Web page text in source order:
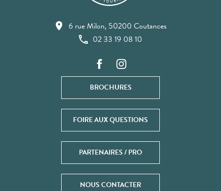
6 rue Milon, 50200 Coutances
02 33 19 08 10
BROCHURES
FOIRE AUX QUESTIONS
PARTENAIRES / PRO
NOUS CONTACTER